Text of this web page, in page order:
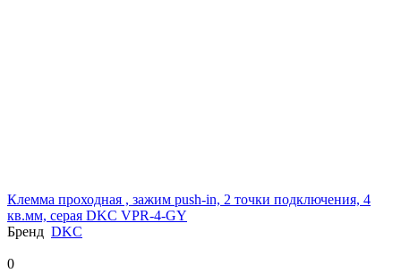
Клемма проходная , зажим push-in, 2 точки подключения, 4
кв.мм, серая DKC VPR-4-GY
Бренд DKC
0